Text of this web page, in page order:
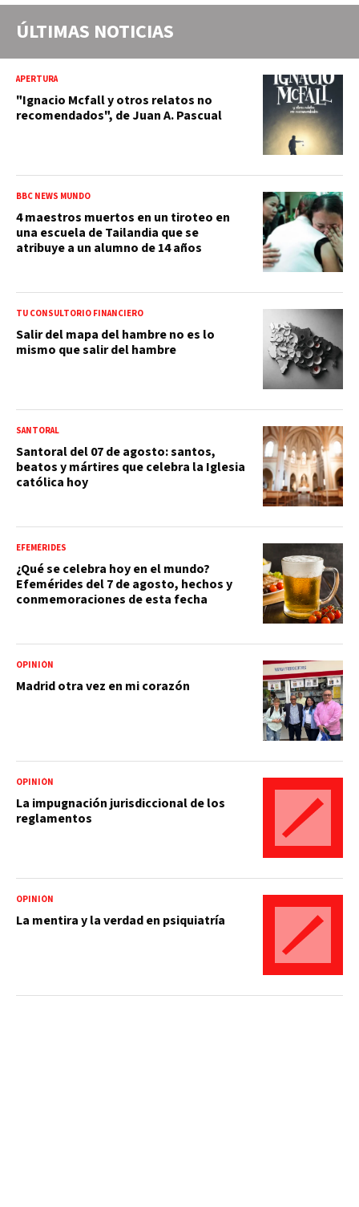
ÚLTIMAS NOTICIAS
APERTURA
"Ignacio Mcfall y otros relatos no
recomendados", de Juan A. Pascual
BBC NEWS MUNDO
4 maestros muertos en un tiroteo en
una escuela de Tailandia que se
atribuye a un alumno de 14 años
TU CONSULTORIO FINANCIERO
Salir del mapa del hambre no es lo
mismo que salir del hambre
SANTORAL
Santoral del 07 de agosto: santos,
beatos y mártires que celebra la Iglesia
católica hoy
EFEMÉRIDES
¿Qué se celebra hoy en el mundo?
Efemérides del 7 de agosto, hechos y
conmemoraciones de esta fecha
OPINIÓN
Madrid otra vez en mi corazón
OPINIÓN
La impugnación jurisdiccional de los
reglamentos
OPINIÓN
La mentira y la verdad en psiquiatría